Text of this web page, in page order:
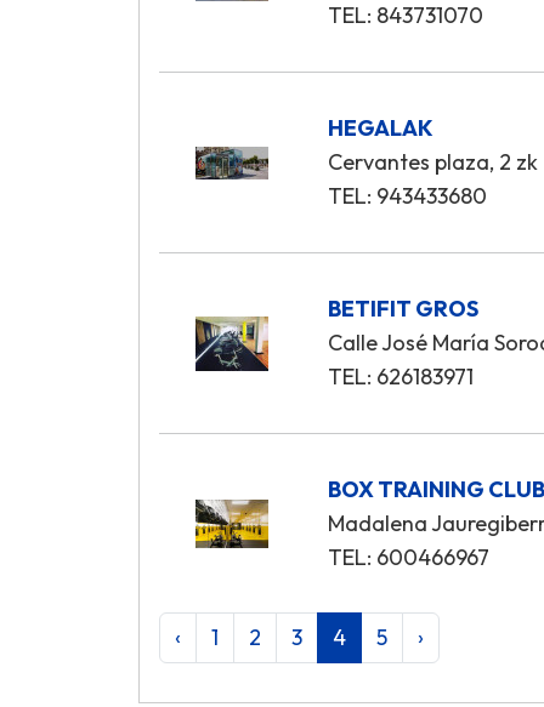
TEL: 843731070
HEGALAK
Cervantes plaza, 2 zk
TEL: 943433680
BETIFIT GROS
Calle José María
TEL: 626183971
BOX TRAINING CLUB
Madalena
TEL: 600466967
‹ 1 2 3 4 5 ›